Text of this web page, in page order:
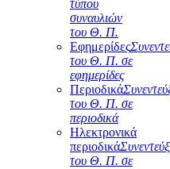
τύπου
συναυλιών
του Θ. Π.
Εφημερίδες
του Θ. Π. σε
εφημερίδες
Περιοδικά
του Θ. Π. σε
περιοδικά
Ηλεκτρονικά
περιοδικά
του Θ. Π. σε